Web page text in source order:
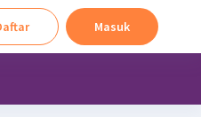
Masuk